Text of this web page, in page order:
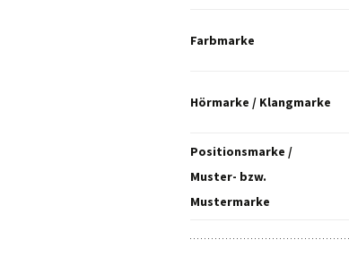
Farbmarke
Hörmarke / Klangmarke
Positionsmarke /
Muster- bzw.
Mustermarke